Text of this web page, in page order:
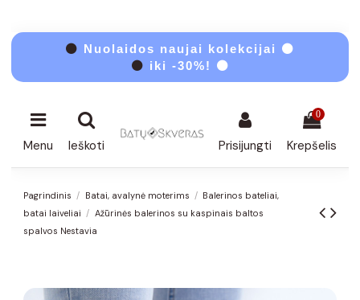
⚫ Nuolaidos naujai kolekcijai ⚫
⚫ iki -30%! ⚫
Menu Ieškoti Prisijungti
0
Krepšelis
Pagrindinis Batai, avalynė moterims
Balerinos bateliai,
batai laiveliai
Ažūrinės balerinos su kaspinais baltos
spalvos Nestavia